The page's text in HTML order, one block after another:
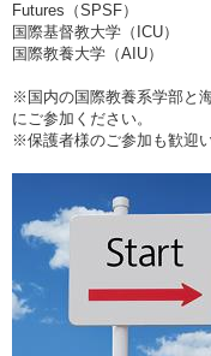
Futures（SPSF）
国際基督教大学（ICU）
国際教養大学（AIU）
※国内の国際教養系学部と
にご参加ください。
※保護者様のご参加も歓迎